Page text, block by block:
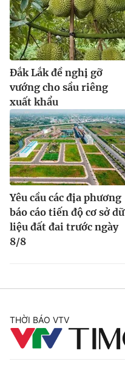
Đắk Lắk đề nghị gỡ
vướng cho sầu riêng
xuất khẩu
Yêu cầu các địa phương
báo cáo tiến độ cơ sở dữ
liệu đất đai trước ngày
8/8
THỜI BÁO VTV